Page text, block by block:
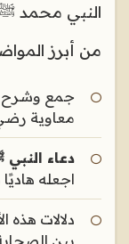
النبي محمد
من أبرز
جمع وشرح
معاوية
دعاء
اجعله
دلالات هذه
بين